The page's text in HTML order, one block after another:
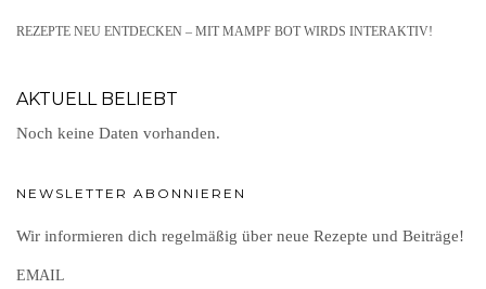
REZEPTE NEU ENTDECKEN – MIT MAMPF BOT WIRDS INTERAKTIV!
AKTUELL BELIEBT
Noch keine Daten vorhanden.
NEWSLETTER ABONNIEREN
Wir informieren dich regelmäßig über neue Rezepte und Beiträge!
EMAIL